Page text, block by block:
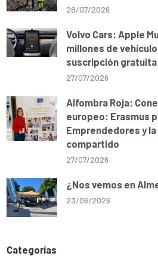
28/07/2026
Volvo Cars: Apple
millones de
suscripción
27/07/2026
Alfombra Roja:
europeo: Erasmus
Emprendedores y
compartido
27/07/2026
¿Nos vemos en
23/06/2026
Categorías